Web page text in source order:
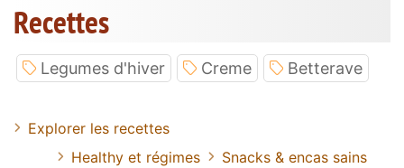
Recettes
Legumes d'hiver Creme Betterave
Explorer les recettes
Healthy et régimes
Snacks & encas sains